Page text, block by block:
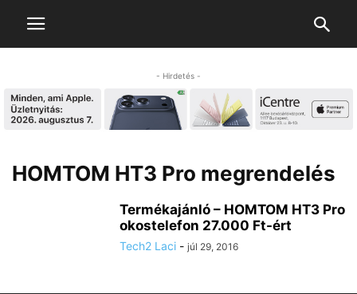
- Hirdetés -
HOMTOM HT3 Pro megrendelés
Termékajánló – HOMTOM HT3 Pro
okostelefon 27.000 Ft-ért
Tech2 Laci - júl 29, 2016